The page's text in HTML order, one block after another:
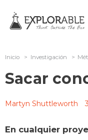
Inicio > Investigación >
Sacar
Martyn Shuttleworth
En cualquier